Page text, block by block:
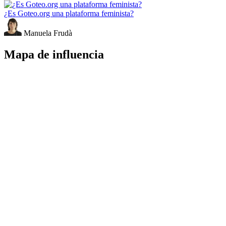
¿Es Goteo.org una plataforma feminista?
Manuela Frudà
Mapa de influencia